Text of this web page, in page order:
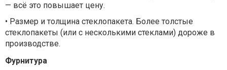
— всё это повышает цену.
• Размер и толщина стеклопакета. Более толстые
стеклопакеты (или с несколькими стеклами) дороже в
производстве.
Фурнитура